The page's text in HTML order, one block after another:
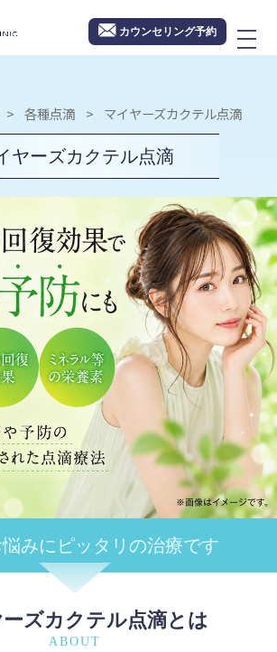
カウンセリング予約
各種点滴 マイヤーズカクテル点滴
ヤーズカクテル点滴
みに ピッタリの治療です
ズカクテル点滴とは
ABOUT